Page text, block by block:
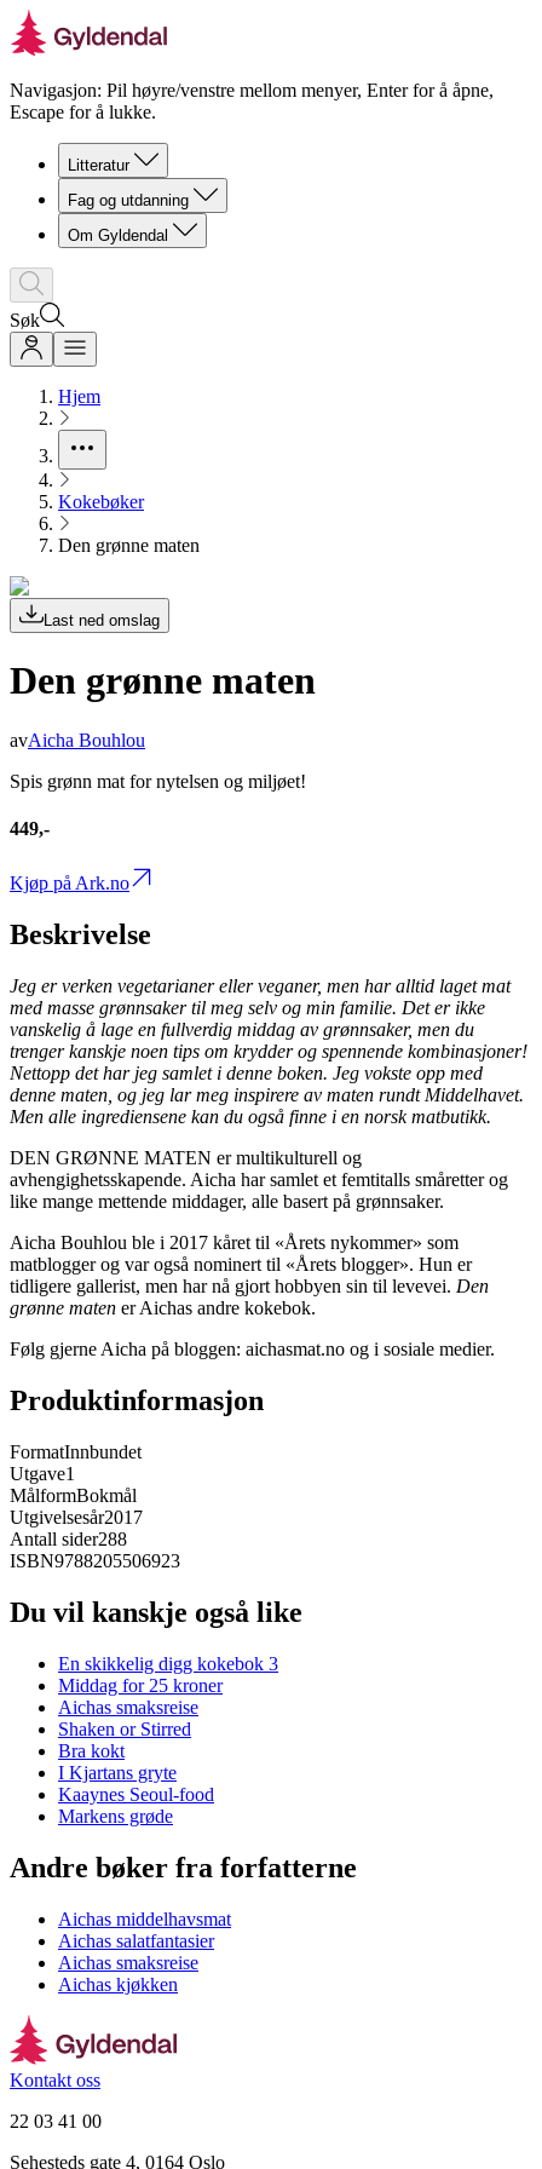
Navigasjon: Pil høyre/venstre mellom menyer, Enter for å åpne,
Escape for å lukke.
Litteratur
Fag og utdanning
Om Gyldendal
Søk
Hjem
Kokebøker
Den grønne maten
Last ned omslag
Den grønne maten
avAicha Bouhlou
Spis grønn mat for nytelsen og miljøet!
449,-
Kjøp på Ark.no
Beskrivelse
Jeg er verken vegetarianer eller veganer, men har alltid laget mat
med masse grønnsaker til meg selv og min familie. Det er ikke
vanskelig å lage en fullverdig middag av grønnsaker, men du
trenger kanskje noen tips om krydder og spennende kombinasjoner!
Nettopp det har jeg samlet i denne boken. Jeg vokste opp med
denne maten, og jeg lar meg inspirere av maten rundt Middelhavet.
Men alle ingrediensene kan du også finne i en norsk matbutikk.
DEN GRØNNE MATEN er multikulturell og
avhengighetsskapende. Aicha har samlet et femtitalls småretter og
like mange mettende middager, alle basert på grønnsaker.
Aicha Bouhlou ble i 2017 kåret til «Årets nykommer» som
matblogger og var også nominert til «Årets blogger». Hun er
tidligere gallerist, men har nå gjort hobbyen sin til levevei. Den
grønne maten er Aichas andre kokebok.
Følg gjerne Aicha på bloggen: aichasmat.no og i sosiale medier.
Produktinformasjon
FormatInnbundet
Utgave1
MålformBokmål
Utgivelsesår2017
Antall sider288
ISBN9788205506923
Du vil kanskje også like
En skikkelig digg kokebok 3
Middag for 25 kroner
Aichas smaksreise
Shaken or Stirred
Bra kokt
I Kjartans gryte
Kaaynes Seoul-food
Markens grøde
Andre bøker fra forfatterne
Aichas middelhavsmat
Aichas salatfantasier
Aichas smaksreise
Aichas kjøkken
Kontakt oss
22 03 41 00
Sehesteds gate 4, 0164 Oslo